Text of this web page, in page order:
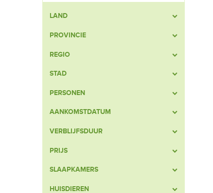
LAND
PROVINCIE
REGIO
STAD
PERSONEN
AANKOMSTDATUM
VERBLIJFSDUUR
PRIJS
SLAAPKAMERS
HUISDIEREN